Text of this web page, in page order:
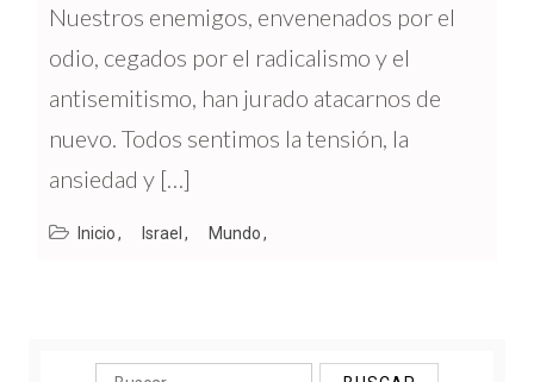
Nuestros enemigos, envenenados por el
odio, cegados por el radicalismo y el
antisemitismo, han jurado atacarnos de
nuevo. Todos sentimos la tensión, la
ansiedad y […]
Inicio Israel Mundo